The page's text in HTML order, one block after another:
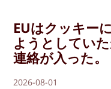
EUはクッキー
ようとしてい
連絡が入った。
2026-08-01